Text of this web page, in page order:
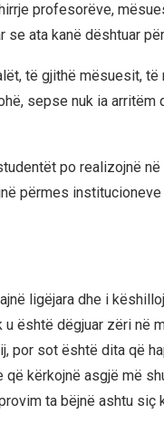
profesorëve,
se ata kanë dështuar
të gjithë mësuesit, të
sepse nuk ia arritëm
po realizojnë
përmes institucioneve
ligëjara dhe i
është dëgjuar zëri në
por sot është dita që
kërkojnë asgjë më
ta bëjnë ashtu siç